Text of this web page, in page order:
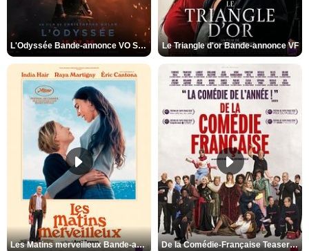
L'Odyssée Bande-annonce VO STFR Le Triangle d'or Bande-annonce VF
Les Matins merveilleux Bande-annonce VF De la Comédie-Française Teaser VF